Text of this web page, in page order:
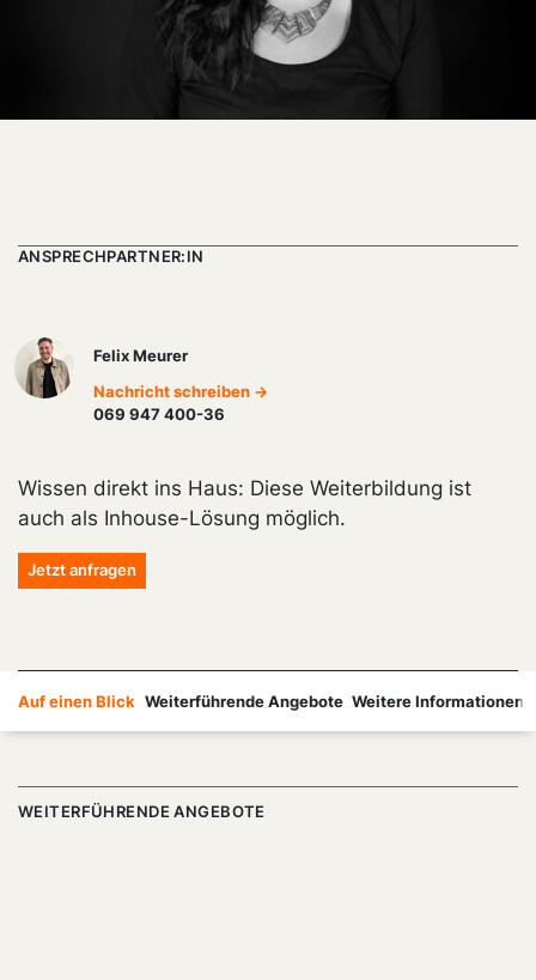
ANSPRECHPARTNER:IN
Felix Meurer
Nachricht schreiben →
069 947 400-36
Wissen direkt ins Haus: Diese Weiterbildung ist
auch als Inhouse-Lösung möglich.
Jetzt anfragen
Auf einen Blick Weiterführende Angebote Weitere Informationen
WEITERFÜHRENDE ANGEBOTE